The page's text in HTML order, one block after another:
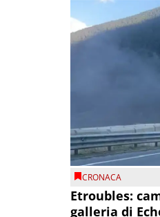
CRONACA
Etroubles:
galleria di